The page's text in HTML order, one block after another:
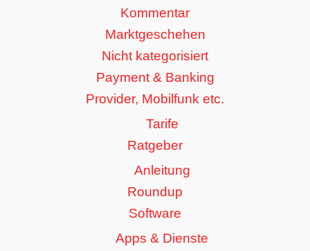
Kommentar
Marktgeschehen
Nicht kategorisiert
Payment & Banking
Provider, Mobilfunk etc.
Tarife
Ratgeber
Anleitung
Roundup
Software
Apps & Dienste